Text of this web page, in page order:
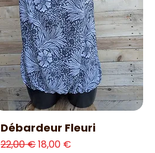
Aperçu rapide
Débardeur Fleuri
Prix original
22,00 €Prix promotionnel
18,00 €